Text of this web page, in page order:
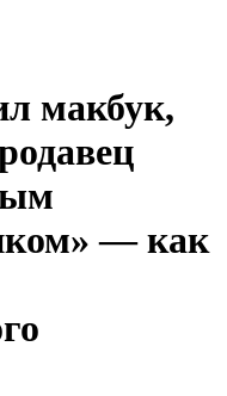
макбук,
— как